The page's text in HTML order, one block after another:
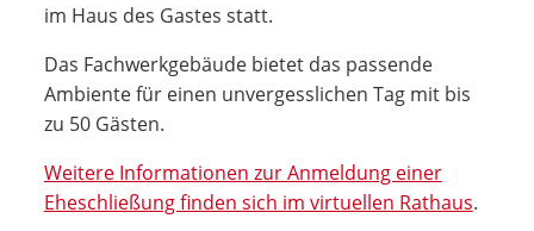
im Haus des Gastes statt.
Das Fachwerkgebäude bietet das passende
Ambiente für einen unvergesslichen Tag mit bis
zu 50 Gästen.
Weitere Informationen zur Anmeldung einer
Eheschließung finden sich im virtuellen Rathaus.